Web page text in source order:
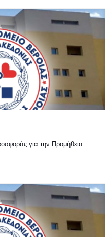
για την Προμήθεια